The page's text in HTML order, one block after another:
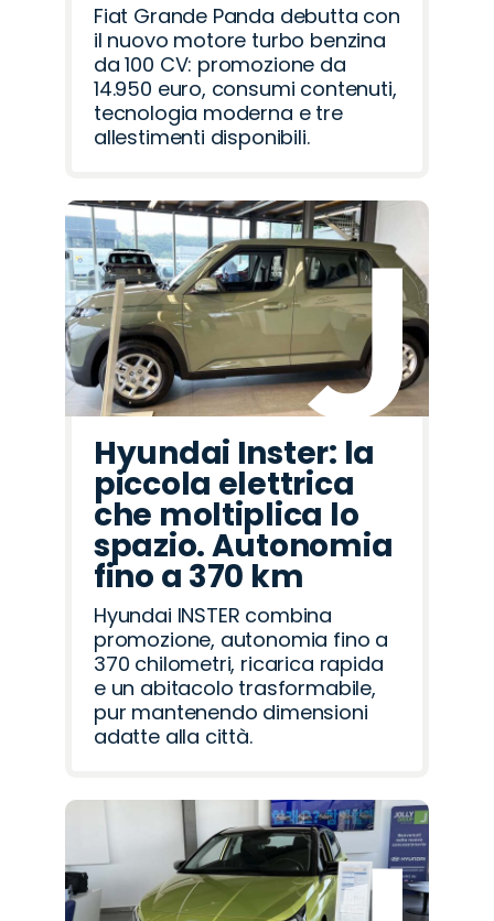
Fiat Grande Panda debutta con
il nuovo motore turbo benzina
da 100 CV: promozione da
14.950 euro, consumi contenuti,
tecnologia moderna e tre
allestimenti disponibili.
Hyundai Inster: la
piccola elettrica
che moltiplica lo
spazio. Autonomia
fino a 370 km
Hyundai INSTER combina
promozione, autonomia fino a
370 chilometri, ricarica rapida
e un abitacolo trasformabile,
pur mantenendo dimensioni
adatte alla città.